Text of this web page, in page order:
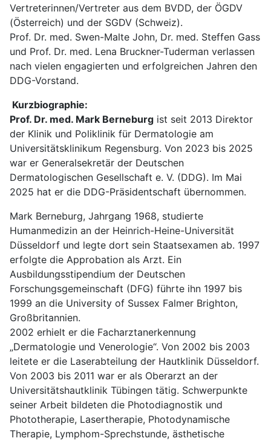
Vertreterinnen/Vertreter aus dem BVDD, der ÖGDV
(Österreich) und der SGDV (Schweiz).
Prof. Dr. med. Swen-Malte John, Dr. med. Steffen Gass
und Prof. Dr. med. Lena Bruckner-Tuderman verlassen
nach vielen engagierten und erfolgreichen Jahren den
DDG-Vorstand.
Kurzbiographie:
Prof. Dr. med. Mark Berneburg ist seit 2013 Direktor
der Klinik und Poliklinik für Dermatologie am
Universitätsklinikum Regensburg. Von 2023 bis 2025
war er Generalsekretär der Deutschen
Dermatologischen Gesellschaft e. V. (DDG). Im Mai
2025 hat er die DDG-Präsidentschaft übernommen.
Mark Berneburg, Jahrgang 1968, studierte
Humanmedizin an der Heinrich-Heine-Universität
Düsseldorf und legte dort sein Staatsexamen ab. 1997
erfolgte die Approbation als Arzt. Ein
Ausbildungsstipendium der Deutschen
Forschungsgemeinschaft (DFG) führte ihn 1997 bis
1999 an die University of Sussex Falmer Brighton,
Großbritannien.
2002 erhielt er die Facharztanerkennung
„Dermatologie und Venerologie“. Von 2002 bis 2003
leitete er die Laserabteilung der Hautklinik Düsseldorf.
Von 2003 bis 2011 war er als Oberarzt an der
Universitätshautklinik Tübingen tätig. Schwerpunkte
seiner Arbeit bildeten die Photodiagnostik und
Phototherapie, Lasertherapie, Photodynamische
Therapie, Lymphom-Sprechstunde, ästhetische